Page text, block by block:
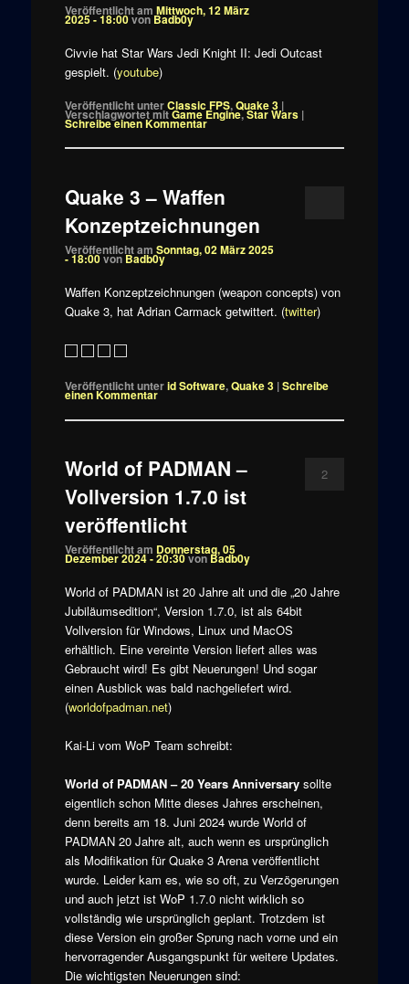
Veröffentlicht am Mittwoch, 12 März
2025 - 18:00vonBadb0y
Civvie hat Star Wars Jedi Knight II: Jedi Outcast
gespielt. (youtube)
Veröffentlicht unterClassic FPS,Quake 3 |
Verschlagwortet mitGame Engine,Star Wars |
Schreibe einen Kommentar
Quake 3 – Waffen
Konzeptzeichnungen
Veröffentlicht am Sonntag, 02 März 2025
- 18:00vonBadb0y
Waffen Konzeptzeichnungen (weapon concepts) von
Quake 3, hat Adrian Carmack getwittert. (twitter)
Veröffentlicht unterid Software,Quake 3 |Schreibe
einen Kommentar
World of PADMAN –
Vollversion 1.7.0 ist
veröffentlicht
Veröffentlicht am Donnerstag, 05
Dezember 2024 - 20:30vonBadb0y
2
World of PADMAN ist 20 Jahre alt und die „20 Jahre
Jubiläumsedition“, Version 1.7.0, ist als 64bit
Vollversion für Windows, Linux und MacOS
erhältlich. Eine vereinte Version liefert alles was
Gebraucht wird! Es gibt Neuerungen! Und sogar
einen Ausblick was bald nachgeliefert wird.
(worldofpadman.net)
Kai-Li vom WoP Team schreibt:
World of PADMAN – 20 Years Anniversarysollte
eigentlich schon Mitte dieses Jahres erscheinen,
denn bereits am 18. Juni 2024 wurde World of
PADMAN 20 Jahre alt, auch wenn es ursprünglich
als Modifikation für Quake 3 Arena veröffentlicht
wurde. Leider kam es, wie so oft, zu Verzögerungen
und auch jetzt ist WoP 1.7.0 nicht wirklich so
vollständig wie ursprünglich geplant. Trotzdem ist
diese Version ein großer Sprung nach vorne und ein
hervorragender Ausgangspunkt für weitere Updates.
Die wichtigsten Neuerungen sind: